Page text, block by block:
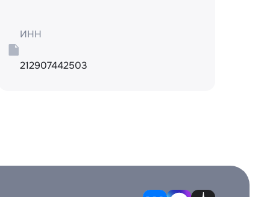
ИНН
212907442503